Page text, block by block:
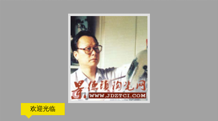
欢迎光临